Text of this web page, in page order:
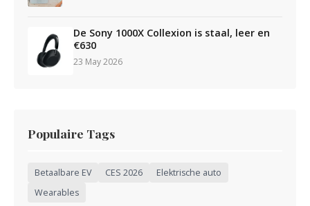
De Sony 1000X Collexion is staal, leer en
€630
23 May 2026
Populaire Tags
Betaalbare EV CES 2026
Elektrische auto
Wearables